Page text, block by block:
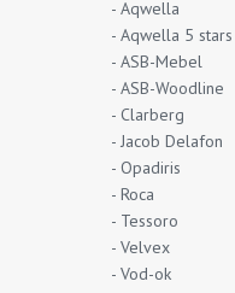
- Aqwella
- Aqwella 5 stars
- ASB-Mebel
- ASB-Woodline
- Clarberg
- Jacob Delafon
- Opadiris
- Roca
- Tessoro
- Velvex
- Vod-ok